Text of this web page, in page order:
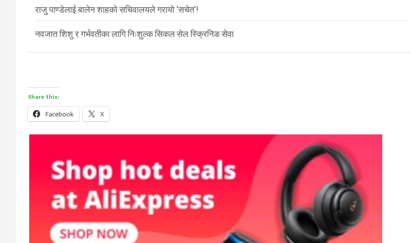
राजु पाण्डेलाई बालेन शाहको सचिवालयले गरायो ‘सचेत’!
नवजात शिशु र गर्भवतीका लागि निःशुल्क सिकल सेल स्क्रिनिङ सेवा
Share this:
Facebook X